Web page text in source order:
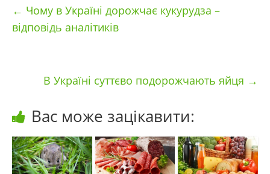
← Чому в Україні дорожчає кукурудза –
відповідь аналітиків
В Україні суттєво подорожчають яйця →
Вас може зацікавити: